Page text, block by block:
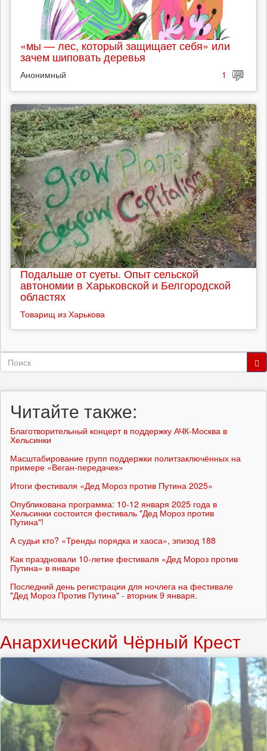
«мы — лес, который защищает себя» или
зачем шиповать деревья
Анонимный 1
Подальше от суеты. Опыт сельской
автономии в Харьковской и Белгородской
областях
Товарищ из Харькова
Форма
Читайте также:
Благотворительный концерт в поддержку АЧК-Москва в
Хельсинки
Масштабирование групп поддержки политзаключённых на
примере «Веган-передачек»
Итоги фестиваля «Дед Мороз против Путина 2025»
Опубликована программа: 10-12 января 2025 года в
Хельсинки состоится фестиваль "Дед Мороз против
Путина"!
А судьи кто? «Тренды порядка и хаоса», эпизод 188
Как праздновали 10-летие фестиваля «Дед Мороз против
Путина» в январе
Последний день регистрации для ночлега на фестивале
"Дед Мороз Против Путина" - вторник 9 января.
Анархический Чёрный Крест